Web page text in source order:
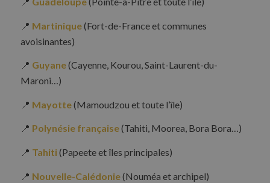
📍 Martinique(Fort-de-France et communes
avoisinantes)
📍 Guyane(Cayenne, Kourou, Saint-Laurent-du-
Maroni…)
📍 Mayotte(Mamoudzou et toute l’île)
📍 Polynésie française(Tahiti, Moorea, Bora Bora…)
📍 Tahiti(Papeete et îles principales)
📍 Nouvelle-Calédonie(Nouméa et archipel)